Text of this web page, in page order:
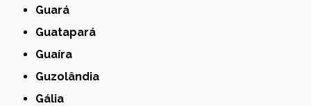
Guará
Guatapará
Guaíra
Guzolândia
Gália